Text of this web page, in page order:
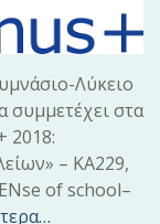
Λύκειο
συμμετέχει στα
2018:
– ΚΑ229,
of school–